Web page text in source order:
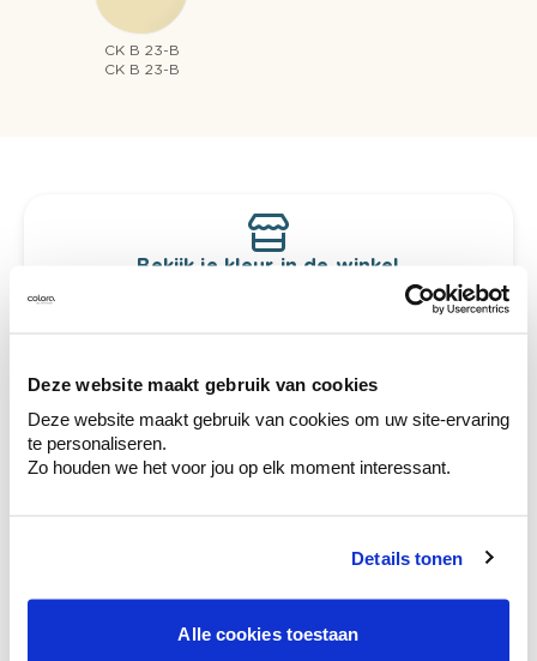
Deze website maakt gebruik van cookies
Deze website maakt gebruik van cookies om uw site-ervaring
te personaliseren.
Zo houden we het voor jou op elk moment interessant.
Details tonen
Alle cookies toestaan
CK B 23-B
CK B 23-B
Bekijk je kleur in de winkel
Ontdek er kleurechte stalen van je
te verfijnen.
Krijg persoonlijk advies om kleuren te
combineren.